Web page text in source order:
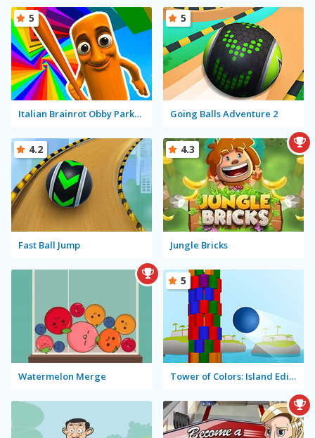
Italian Brainrot Obby Parkour
5
Going Balls Adventure 2
5
Fast Ball Jump
4.2
Jungle Bricks
4.3
Watermelon Merge Tower of Colors: Island Edition
5